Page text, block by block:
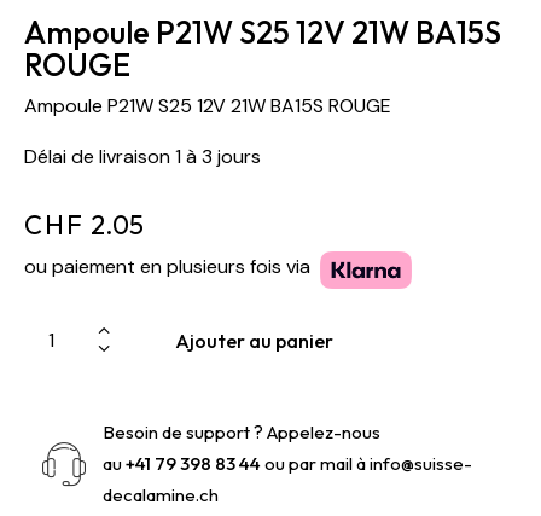
Ampoule P21W S25 12V 21W BA15S
ROUGE
Ampoule P21W S25 12V 21W BA15S ROUGE
Délai de livraison 1 à 3 jours
CHF 2.05
ou paiement en plusieurs fois via
Ajouter au panier
Besoin de support ? Appelez-nous
au+41 79 398 83 44ou par mail àinfo@suisse-
decalamine.ch